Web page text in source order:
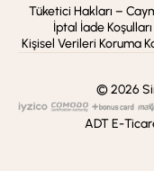
Tüketici Hakları –
İptal İade Koşulları
Kişisel Verileri Koruma
© 2026
ADT E-